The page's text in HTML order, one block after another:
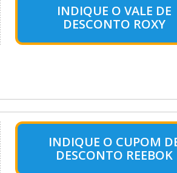
INDIQUE O VALE DE
DESCONTO ROXY
INDIQUE O CUPOM
DESCONTO REEBOK